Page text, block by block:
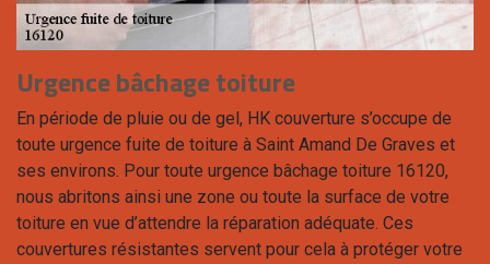
Urgence bâchage toiture
En période de pluie ou de gel, HK couverture s’occupe de
toute urgence fuite de toiture à Saint Amand De Graves et
ses environs. Pour toute urgence bâchage toiture 16120,
nous abritons ainsi une zone ou toute la surface de votre
toiture en vue d’attendre la réparation adéquate. Ces
couvertures résistantes servent pour cela à protéger votre